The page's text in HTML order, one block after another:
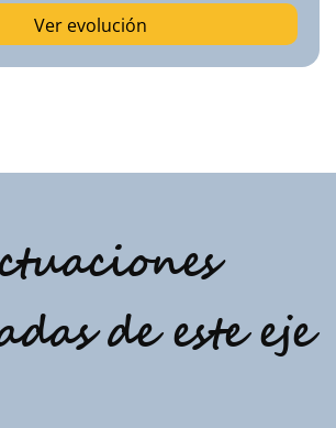
Ver evolución
de este eje